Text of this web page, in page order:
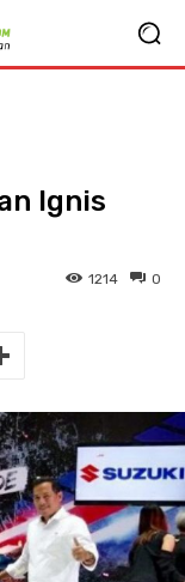
Ignis
0
1214